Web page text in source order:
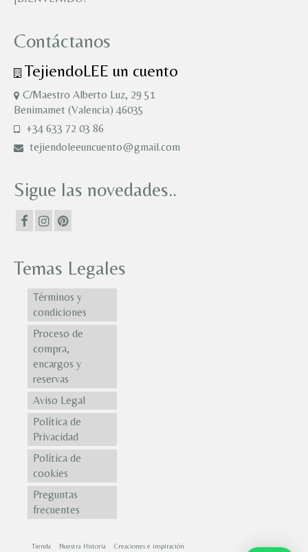
Contáctanos
TejiendoLEE un cuento
C/Maestro Alberto Luz, 29 51
Benimamet (Valencia) 46035
+34 633 72 03 86
tejiendoleeuncuento@gmail.com
Sigue las novedades..
Temas Legales
Términos y
condiciones
Proceso de
compra,
encargos y
reservas
Aviso Legal
Política de
Privacidad
Política de
cookies
Preguntas
frecuentes
Tienda Nuestra Historia Creaciones e inspiración